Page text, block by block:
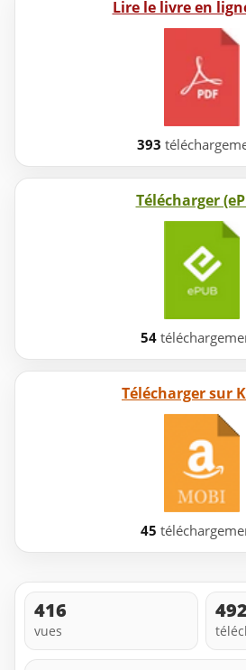
Lire le livre en
393
Télécharger
54
Télécharger sur
45
416
vues
492